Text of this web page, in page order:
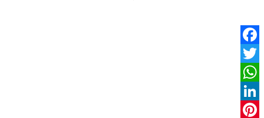
Facebook
Twitter
WhatsApp
LinkedIn